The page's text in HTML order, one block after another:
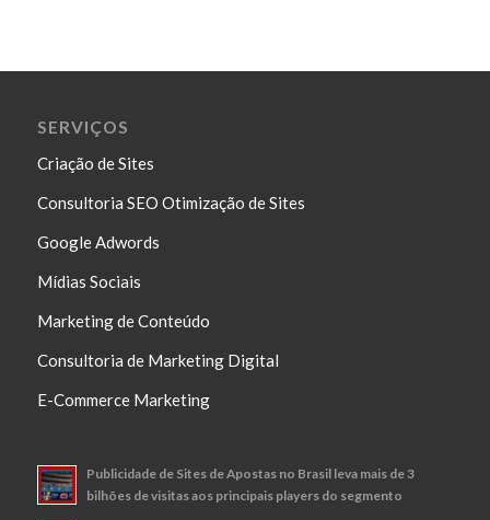
SERVIÇOS
Criação de Sites
Consultoria SEO Otimização de Sites
Google Adwords
Mídias Sociais
Marketing de Conteúdo
Consultoria de Marketing Digital
E-Commerce Marketing
Publicidade de Sites de Apostas no Brasil leva mais de 3
bilhões de visitas aos principais players do segmento